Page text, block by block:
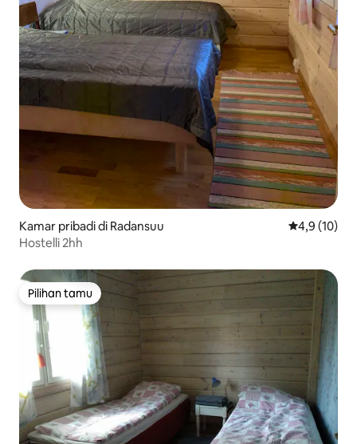
Kamar pribadi di Radansuu Nilai rata-
4,9 (10)
Hostelli 2hh
Pilihan tamu
Pilihan tamu